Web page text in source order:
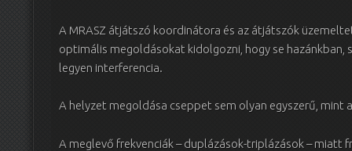
A MRASZ átjátszó koordinátora és az átjátszók
optimális megoldásokat kidolgozni, hogy se hazánkban,
legyen interferencia.
A helyzet megoldása cseppet sem olyan egyszerű, mint
A meglevő frekvenciák – duplázások-triplázások – miatt